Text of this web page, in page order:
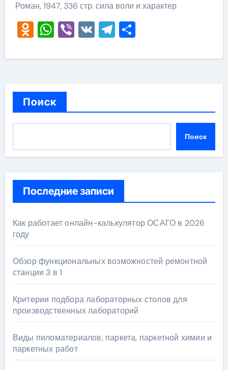
Роман, 1947, 336 стр. сила воли и характер
Odnoklassniki
WhatsApp
Viber
VKTelegram
Отправить
Поиск
Поиск
Последние записи
Как работает онлайн-калькулятор ОСАГО в 2026
году
Обзор функциональных возможностей ремонтной
станции 3 в 1
Критерии подбора лабораторных столов для
производственных лабораторий
Виды пиломатериалов, паркета, паркетной химии и
паркетных работ